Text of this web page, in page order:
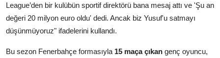
League’den bir kulübün sportif direktörü bana mesaj attı ve 'Şu an
değeri 20 milyon euro oldu' dedi. Ancak biz Yusuf'u satmayı
düşünmüyoruz" ifadelerini kullandı.
Bu sezon Fenerbahçe formasıyla 15 maça çıkan genç oyuncu,